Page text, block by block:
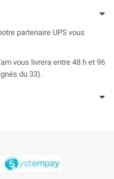
partenaire UPS vous
vous livrera entre 48 h et 96
du 33).